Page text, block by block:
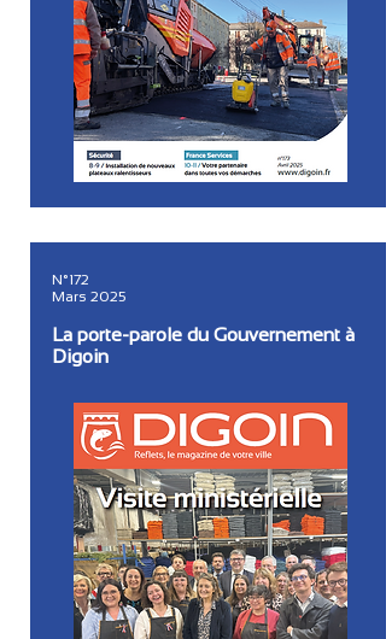
N°172
Mars 2025
La porte-parole du Gouvernement à
Digoin